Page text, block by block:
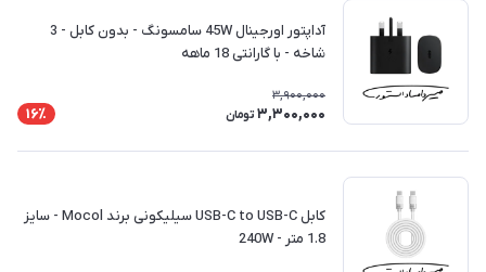
آداپتور اورجینال 45W سامسونگ - بدون کابل - 3
شاخه - با گارانتی 18 ماهه
3,900,000
3,300,000 تومان 16٪
کابل USB-C to USB-C سیلیکونی برند Mocol - سایز
1.8 متر - 240W